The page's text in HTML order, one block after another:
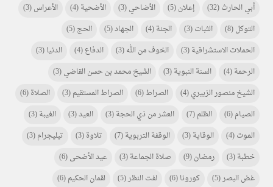
أبي الحارث(32) إعلان(5) الأضاحي(3) الأضحية(4) الأعراس(3)
التوكل(8) الثبات(3) الجنة(4) الجهاد(5) الحج(5)
الحملات الاستشراقية(3) الخوف من الله(3) الدفاع(4) الدنيا(3)
الرحمة(4) السنة النبوية(3) الشيخ محمد بن حسن القاضي(3)
الشيخ منصور الزبيري(4) الصراط(6) الصراط المستقيم(3) الصلاة(6)
الصيام(6) الظلم(7) العشر من ذي الحجة(3) العيد(3) الغيبة(3)
الموت(4) الوقاية(3) الوقفة التربوية(7) تلاوة(3) تيليجرام(3)
خطبة(3) رمضان(9) صلاة الجماعة(3) عيد الأضحى(6)
غض البصر(5) كورونا(6) لفت النظر(5) لقمان الحكيم(6)